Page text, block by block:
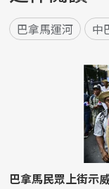
巴拿馬運河 中
巴拿馬民眾上街示